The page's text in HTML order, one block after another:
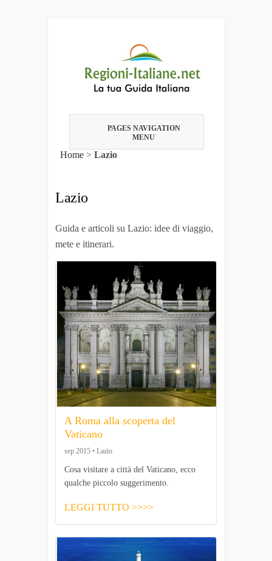
PAGES NAVIGATION
MENU
Home > Lazio
Lazio
Guida e articoli su Lazio: idee di viaggio,
mete e itinerari.
A Roma alla scoperta del
Vaticano
sep 2015 • Lazio
Cosa visitare a città del Vaticano, ecco
qualche piccolo suggerimento.
LEGGI TUTTO >>>>